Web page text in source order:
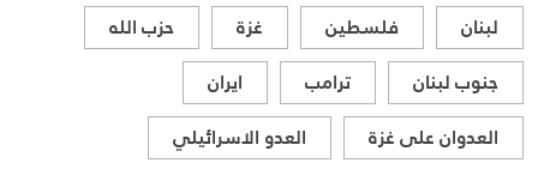
لبنان فلسطين غزة
حزب الله
جنوب لبنان
ترامب
ايران
العدوان على غزة
العدو الاسرائيلي